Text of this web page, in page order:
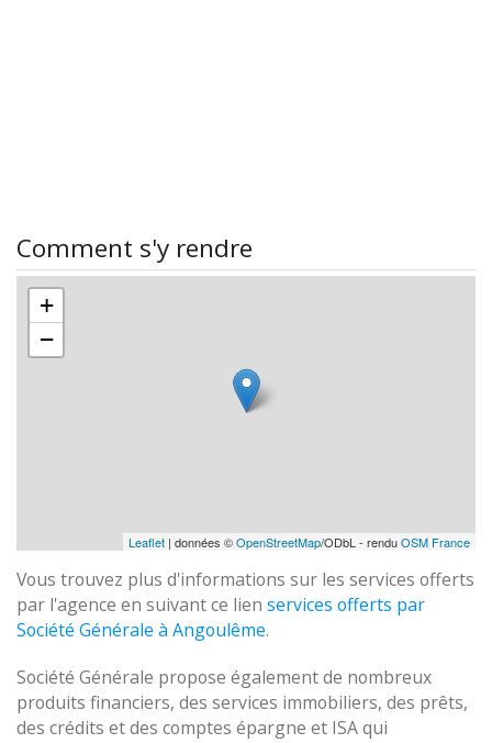
Comment s'y rendre
+
−
Leaflet | données ©OpenStreetMap/ODbL - renduOSM France
Vous trouvez plus d'informations sur les services offerts
par l'agence en suivant ce lien services offerts par
Société Générale à Angoulême.
Société Générale propose également de nombreux
produits financiers, des services immobiliers, des prêts,
des crédits et des comptes épargne et ISA qui